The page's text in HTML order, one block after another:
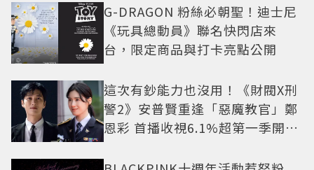
G-DRAGON 粉絲必朝聖！迪士尼
《玩具總動員》聯名快閃店來
台，限定商品與打卡亮點公開
這次有鈔能力也沒用！《財閥X刑
警2》安普賢重逢「惡魔教官」鄭
恩彩 首播收視6.1%超第一季開紅